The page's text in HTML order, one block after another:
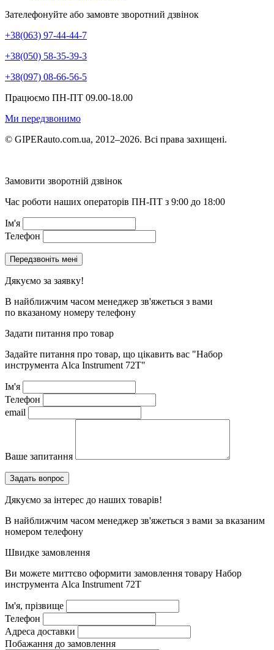
Зателефонуйте або замовте зворотний дзвінок
+38(063) 97-44-44-7
+38(050) 58-35-39-3
+38(097) 08-66-56-5
Працюємо ПН-ПТ 09.00-18.00
Ми передзвонимо
© GIPERauto.com.ua, 2012–2026. Всі права захищені.
Замовити зворотній дзвінок
Час роботи наших операторів ПН-ПТ з 9:00 до 18:00
Ім'я
Телефон
Дякуємо за заявку!
В найближчим часом менеджер зв'яжеться з вами
по вказаному номеру телефону
Задати питання про товар
Задайте питання про товар, що цікавить вас "Набор
инструмента Alca Instrument 72T"
Ім'я
Телефон
email
Ваше запитання
Дякуємо за інтерес до наших товарів!
В найближчим часом менеджер зв'яжеться з вами за вказаним
номером телефону
Швидке замовлення
Ви можете миттєво оформити замовлення товару Набор
инструмента Alca Instrument 72T
Ім'я, прізвище
Телефон
Адреса доставки
Побажання до замовлення